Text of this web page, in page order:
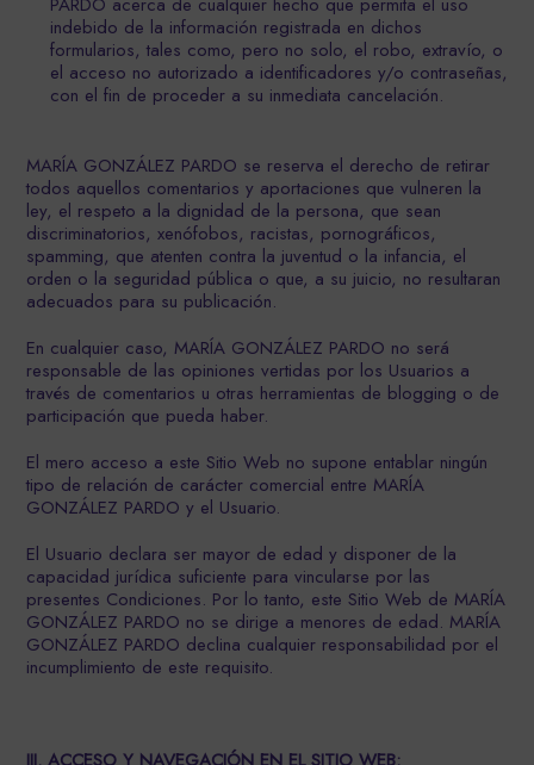
indebido de la información registrada en dichos
formularios, tales como, pero no solo, el robo, extravío, o
el acceso no autorizado a identificadores y/o contraseñas,
con el fin de proceder a su inmediata cancelación.
MARÍA GONZÁLEZ PARDO se reserva el derecho de retirar
todos aquellos comentarios y aportaciones que vulneren la
ley, el respeto a la dignidad de la persona, que sean
discriminatorios, xenófobos, racistas, pornográficos,
spamming, que atenten contra la juventud o la infancia, el
orden o la seguridad pública o que, a su juicio, no resultaran
adecuados para su publicación.
En cualquier caso, MARÍA GONZÁLEZ PARDO no será
responsable de las opiniones vertidas por los Usuarios a
través de comentarios u otras herramientas de blogging o de
participación que pueda haber.
El mero acceso a este Sitio Web no supone entablar ningún
tipo de relación de carácter comercial entre MARÍA
GONZÁLEZ PARDO y el Usuario.
El Usuario declara ser mayor de edad y disponer de la
capacidad jurídica suficiente para vincularse por las
presentes Condiciones. Por lo tanto, este Sitio Web de MARÍA
GONZÁLEZ PARDO no se dirige a menores de edad. MARÍA
GONZÁLEZ PARDO declina cualquier responsabilidad por el
incumplimiento de este requisito.